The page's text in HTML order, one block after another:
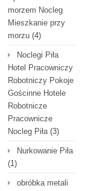
morzem Nocleg
Mieszkanie przy
morzu (4)
Noclegi Piła
Hotel Pracowniczy
Robotniczy Pokoje
Gościnne Hotele
Robotnicze
Pracownicze
Nocleg Piła(3)
Nurkowanie Piła
(1)
obróbka metali